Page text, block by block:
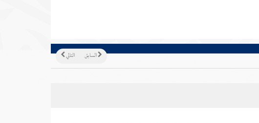
التالي السابق